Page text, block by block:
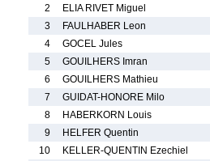
2
ELIA RIVET Miguel
3
FAULHABER Leon
4
GOCEL Jules
5
GOUILHERS Imran
6
GOUILHERS Mathieu
7
GUIDAT-HONORE Milo
8
HABERKORN Louis
9
HELFER Quentin
10
KELLER-QUENTIN Ezechiel